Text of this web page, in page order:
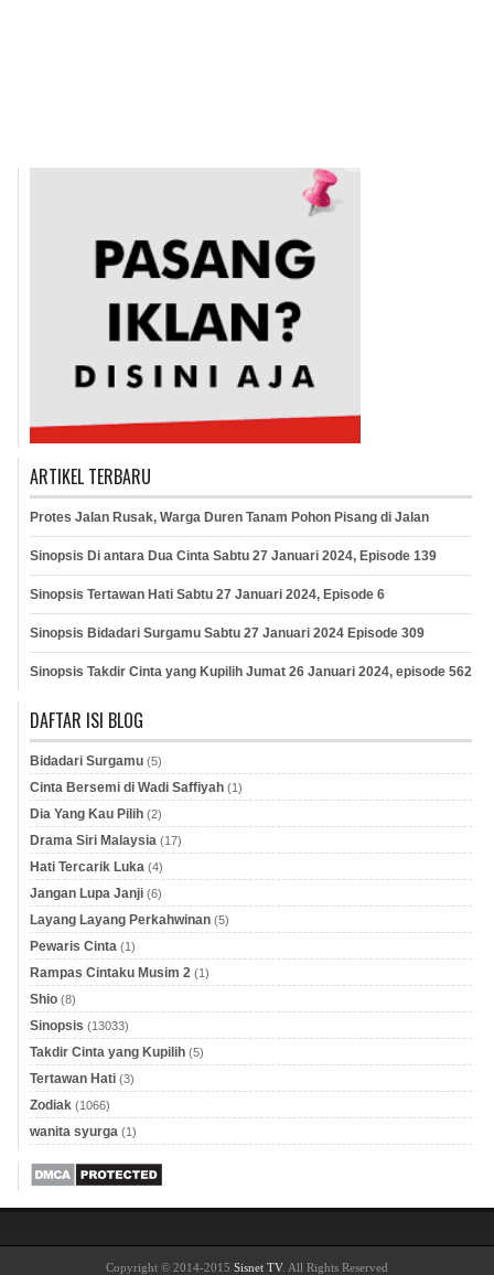
ARTIKEL TERBARU
Protes Jalan Rusak, Warga Duren Tanam Pohon Pisang di Jalan
Sinopsis Di antara Dua Cinta Sabtu 27 Januari 2024, Episode 139
Sinopsis Tertawan Hati Sabtu 27 Januari 2024, Episode 6
Sinopsis Bidadari Surgamu Sabtu 27 Januari 2024 Episode 309
Sinopsis Takdir Cinta yang Kupilih Jumat 26 Januari 2024, episode 562
DAFTAR ISI BLOG
Bidadari Surgamu (5)
Cinta Bersemi di Wadi Saffiyah (1)
Dia Yang Kau Pilih (2)
Drama Siri Malaysia (17)
Hati Tercarik Luka (4)
Jangan Lupa Janji (6)
Layang Layang Perkahwinan (5)
Pewaris Cinta (1)
Rampas Cintaku Musim 2 (1)
Shio (8)
Sinopsis (13033)
Takdir Cinta yang Kupilih (5)
Tertawan Hati (3)
Zodiak (1066)
wanita syurga (1)
Copyright © 2014-2015 Sisnet TV. All Rights Reserved